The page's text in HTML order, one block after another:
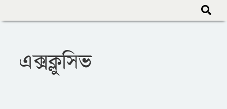
এক্সক্লুসিভ